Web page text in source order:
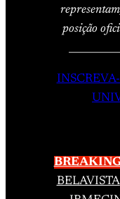
posição
BELAVISTA